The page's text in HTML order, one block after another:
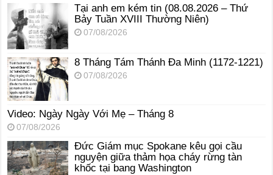
Tại anh em kém tin (08.08.2026 – Thứ
Bảy Tuần XVIII Thường Niên)
07/08/2026
8 Tháng Tám Thánh Ða Minh (1172-1221)
07/08/2026
Video: Ngày Ngày Với Mẹ – Tháng 8
07/08/2026
Đức Giám mục Spokane kêu gọi cầu
nguyện giữa thảm họa cháy rừng tàn
khốc tại bang Washington